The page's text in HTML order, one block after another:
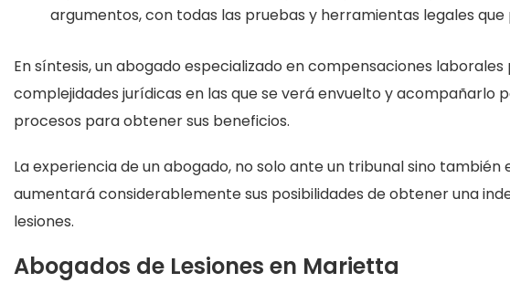
argumentos, con todas las pruebas y herramientas legales
En síntesis, un abogado especializado en compensaciones
complejidades jurídicas en las que se verá envuelto y
procesos para obtener sus beneficios.
La experiencia de un abogado, no solo ante un tribunal sino
aumentará considerablemente sus posibilidades de obtener una
lesiones.
Abogados de Lesiones en Marietta